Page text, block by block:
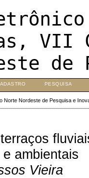
VII
de
PESQUISA
Norte Nordeste de Pesquisa e
ambientais
Vieira